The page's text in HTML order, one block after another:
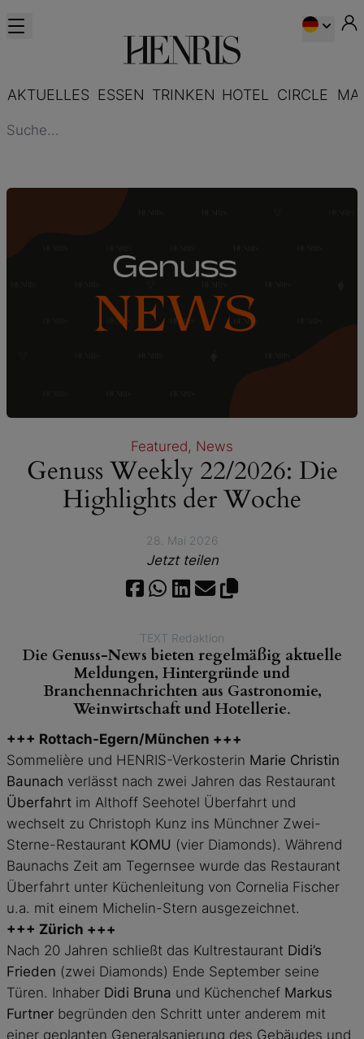
AKTUELLES ESSEN TRINKEN HOTEL CIRCLE
Featured, News
Genuss Weekly 22/2026: Die
Highlights der Woche
28. Mai 2026
Jetzt teilen
TEXT Redaktion
Die Genuss-News bieten regelmäßig aktuelle
Meldungen, Hintergründe und
Branchennachrichten aus Gastronomie,
Weinwirtschaft und Hotellerie.
+++ Rottach-Egern/München +++
Sommelière und HENRIS-Verkosterin Marie Christin
Baunach verlässt nach zwei Jahren das Restaurant
Überfahrt im Althoff Seehotel Überfahrt und
wechselt zu Christoph Kunz ins Münchner Zwei-
Sterne-Restaurant KOMU (vier Diamonds). Während
Baunachs Zeit am Tegernsee wurde das Restaurant
Überfahrt unter Küchenleitung von Cornelia Fischer
u.a. mit einem Michelin-Stern ausgezeichnet.
+++ Zürich +++
Nach 20 Jahren schließt das Kultrestaurant Didi’s
Frieden (zwei Diamonds) Ende September seine
Türen. Inhaber Didi Bruna und Küchenchef Markus
Furtner begründen den Schritt unter anderem mit
einer geplanten Generalsanierung des Gebäudes und